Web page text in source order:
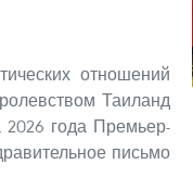
отношений
Таиланд
2026 года Премьер-
письмо